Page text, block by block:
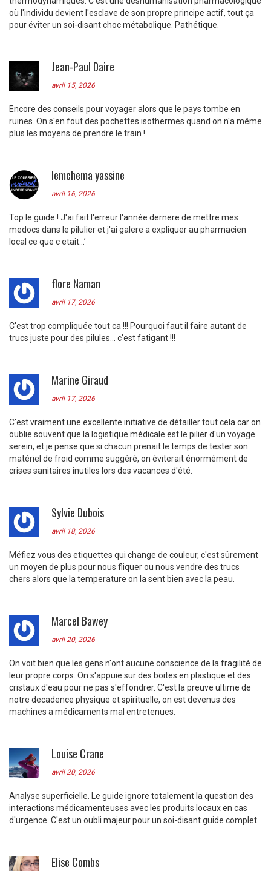
où l'individu devient l'esclave de son propre principe actif, tout ça
pour éviter un soi-disant choc métabolique. Pathétique.
Jean-Paul Daire
avril 15, 2026
Encore des conseils pour voyager alors que le pays tombe en
ruines. On s'en fout des pochettes isothermes quand on n'a même
plus les moyens de prendre le train !
lemchema yassine
avril 16, 2026
Top le guide ! J'ai fait l'erreur l'année dernere de mettre mes
medocs dans le pilulier et j'ai galere a expliquer au pharmacien
local ce que c etait...’
flore Naman
avril 17, 2026
C'est trop compliquée tout ca !!! Pourquoi faut il faire autant de
trucs juste pour des pilules... c'est fatigant !!!
Marine Giraud
avril 17, 2026
C'est vraiment une excellente initiative de détailler tout cela car on
oublie souvent que la logistique médicale est le pilier d'un voyage
serein, et je pense que si chacun prenait le temps de tester son
matériel de froid comme suggéré, on éviterait énormément de
crises sanitaires inutiles lors des vacances d'été.
Sylvie Dubois
avril 18, 2026
Méfiez vous des etiquettes qui change de couleur, c'est sûrement
un moyen de plus pour nous fliquer ou nous vendre des trucs
chers alors que la temperature on la sent bien avec la peau.
Marcel Bawey
avril 20, 2026
On voit bien que les gens n'ont aucune conscience de la fragilité de
leur propre corps. On s'appuie sur des boites en plastique et des
cristaux d'eau pour ne pas s'effondrer. C'est la preuve ultime de
notre decadence physique et spirituelle, on est devenus des
machines a médicaments mal entretenues.
Louise Crane
avril 20, 2026
Analyse superficielle. Le guide ignore totalement la question des
interactions médicamenteuses avec les produits locaux en cas
d'urgence. C'est un oubli majeur pour un soi-disant guide complet.
Elise Combs